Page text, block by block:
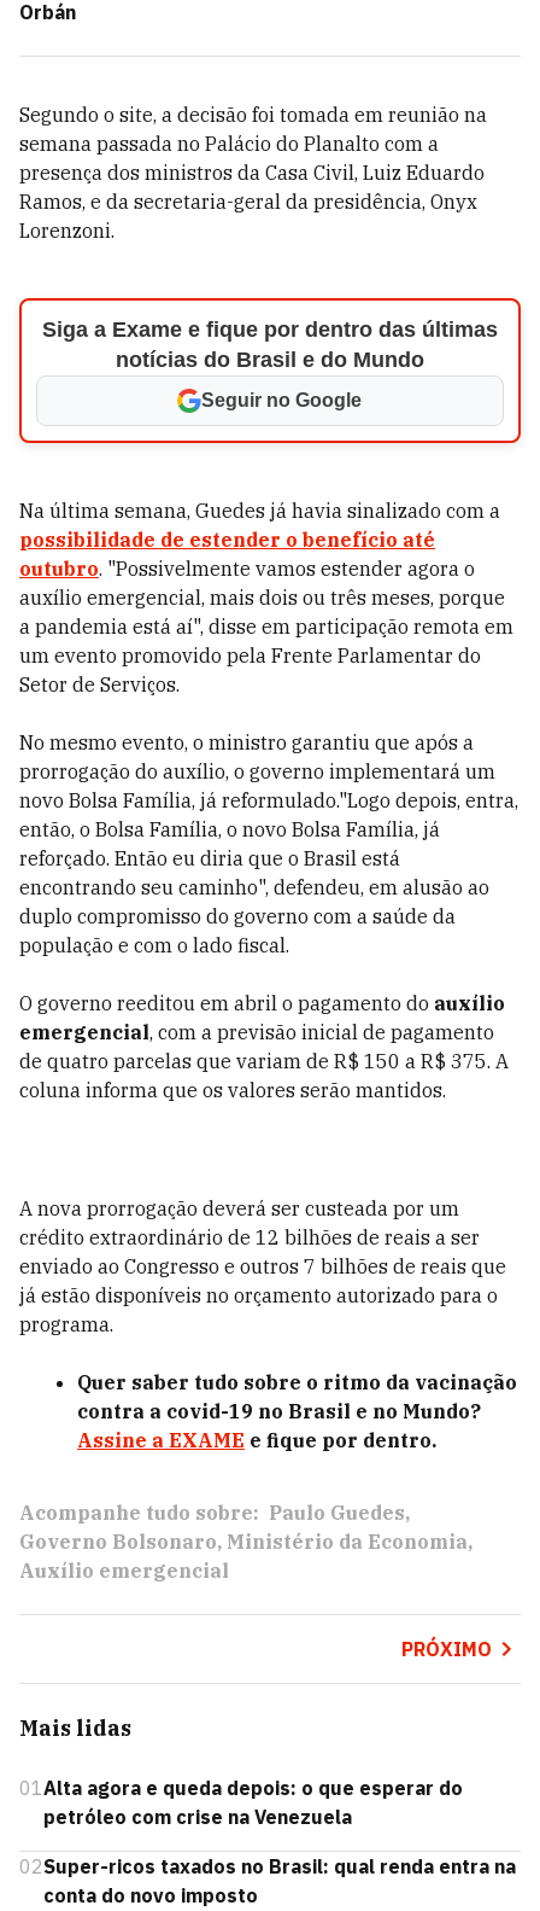
Orbán
Segundo o site, a decisão foi tomada em reunião na
semana passada no Palácio do Planalto com a
presença dos ministros da Casa Civil, Luiz Eduardo
Ramos, e da secretaria-geral da presidência, Onyx
Lorenzoni.
Siga a Exame e fique por dentro das últimas
notícias do Brasil e do Mundo
Seguir no Google
Na última semana, Guedes já havia sinalizado com a
possibilidade de estender o benefício até
outubro. "Possivelmente vamos estender agora o
auxílio emergencial, mais dois ou três meses, porque
a pandemia está aí", disse em participação remota em
um evento promovido pela Frente Parlamentar do
Setor de Serviços.
No mesmo evento, o ministro garantiu que após a
prorrogação do auxílio, o governo implementará um
novo Bolsa Família, já reformulado."Logo depois, entra,
então, o Bolsa Família, o novo Bolsa Família, já
reforçado. Então eu diria que o Brasil está
encontrando seu caminho", defendeu, em alusão ao
duplo compromisso do governo com a saúde da
população e com o lado fiscal.
O governo reeditou em abril o pagamento do auxílio
emergencial, com a previsão inicial de pagamento
de quatro parcelas que variam de R$ 150 a R$ 375. A
coluna informa que os valores serão mantidos.
A nova prorrogação deverá ser custeada por um
crédito extraordinário de 12 bilhões de reais a ser
enviado ao Congresso e outros 7 bilhões de reais que
já estão disponíveis no orçamento autorizado para o
programa.
Quer saber tudo sobre o ritmo da vacinação
contra a covid-19 no Brasil e no Mundo?
Assine a EXAME e fique por dentro.
Acompanhe tudo sobre: Paulo Guedes
Governo Bolsonaro Ministério da Economia
Auxílio emergencial
PRÓXIMO
Mais lidas
01Alta agora e queda depois: o que esperar do
petróleo com crise na Venezuela
02Super-ricos taxados no Brasil: qual renda entra na
conta do novo imposto